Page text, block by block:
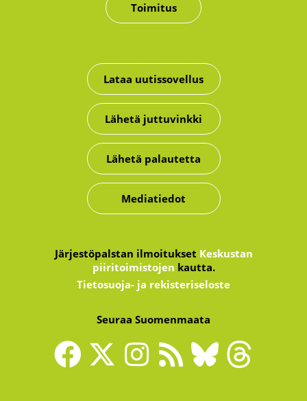
Toimitus
Lataa uutissovellus
Lähetä juttuvinkki
Lähetä palautetta
Mediatiedot
Järjestöpalstan ilmoitukset Keskustan
piiritoimistojen kautta.
Tietosuoja- ja rekisteriseloste
Seuraa Suomenmaata